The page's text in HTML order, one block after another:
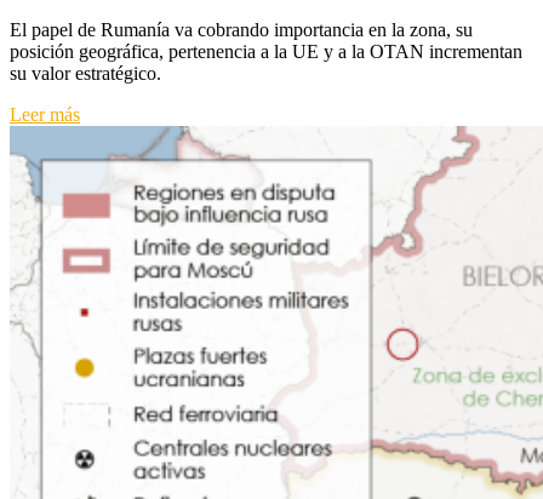
apoyo
clave
tiempos
guerra
El papel de Rumanía va cobrando importancia en la zona, su
posición geográfica, pertenencia a la UE y a la OTAN incrementan
su valor estratégico.
Leer más